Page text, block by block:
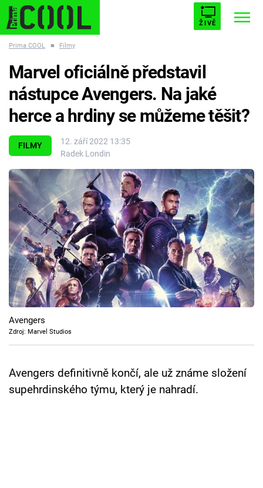
ŽIVĚ
ESCAPE PLNEJ KOTEL AVENGERS 5
Témata
Filmy
Seriály
Hry
Cool Esport
Pořady
TV Program
Prima COOL ■ Filmy
FILMY
12. září 2022 13:35
Radek Londin
Marvel oficiálně představil
nástupce Avengers. Na jaké
herce a hrdiny se můžeme těšit?
Avengers
Zdroj: Marvel Studios
Avengers definitivně končí, ale už známe složení
supehrdinského týmu, který je nahradí.